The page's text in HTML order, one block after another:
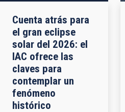
Cuenta atrás para
el gran eclipse
solar del 2026: el
IAC ofrece las
claves para
contemplar un
fenómeno
histórico